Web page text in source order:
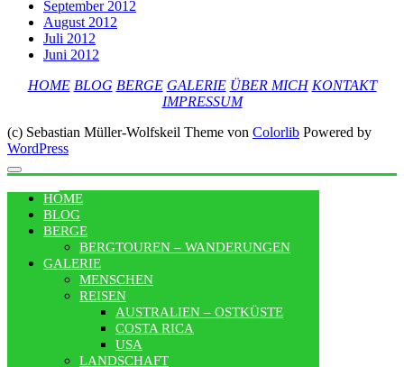
September 2012
August 2012
Juli 2012
Juni 2012
HOME BLOG BERGE GALERIE ÜBER MICH KONTAKT
IMPRESSUM
(c) Sebastian Müller-Wolfskeil Theme von Colorlib Powered by
WordPress
HOME
BLOG
BERGE
BERGTOUREN – WANDERUNGEN
GALERIE
MENSCHEN
REISEN
AUSTRALIEN – OSTKÜSTE
COSTA RICA
USA
LANDSCHAFT